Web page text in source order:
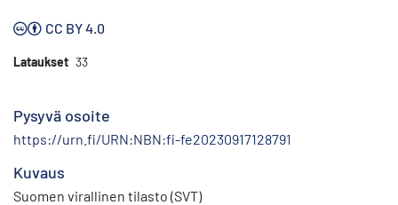
CC BY 4.0
Lataukset 33
Pysyvä osoite
https://urn.fi/URN:NBN:fi-fe20230917128791
Kuvaus
Suomen virallinen tilasto (SVT)